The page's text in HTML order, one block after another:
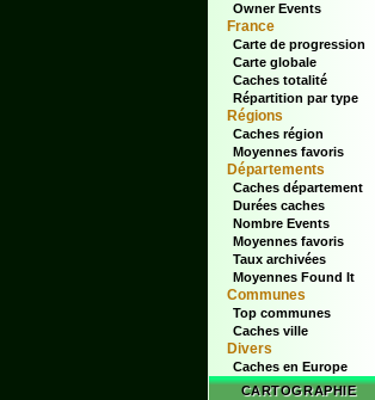
Owner Events
France
Carte de progression
Carte globale
Caches totalité
Répartition par type
Régions
Caches région
Moyennes favoris
Départements
Caches département
Durées caches
Nombre Events
Moyennes favoris
Taux archivées
Moyennes Found It
Communes
Top communes
Caches ville
Divers
Caches en Europe
CARTOGRAPHIE